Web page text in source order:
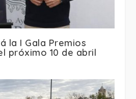
la I Gala Premios
próximo 10 de abril